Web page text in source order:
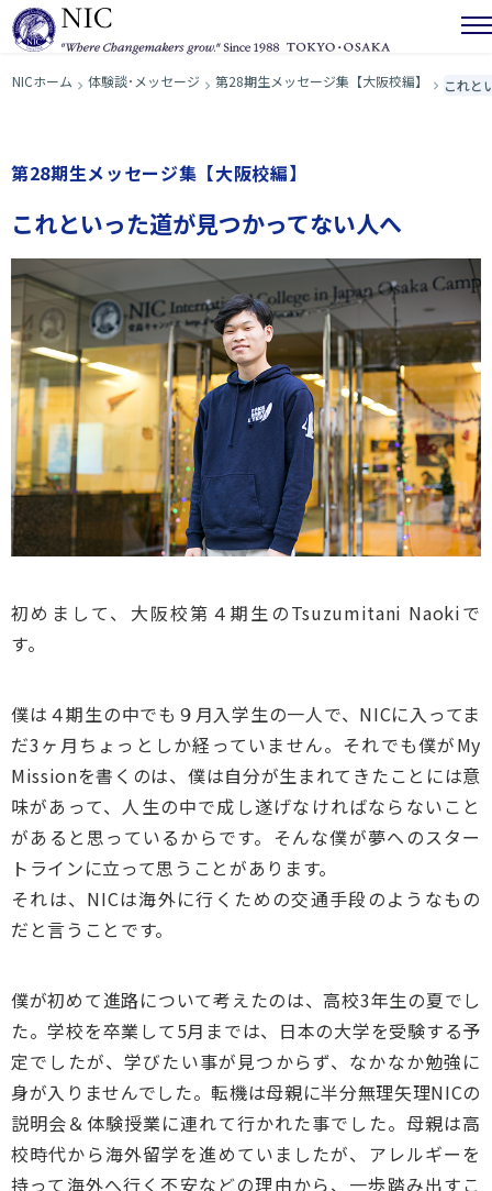
NICホーム 体験談･メッセージ 第28期生メッセージ集【大阪校編】 これと
第28期生メッセージ集【大阪校編】
これといった道が見つかってない人へ
初めまして、大阪校第４期生のTsuzumitani Naokiで
す。
僕は４期生の中でも９月入学生の一人で、NICに入ってま
だ3ヶ月ちょっとしか経っていません。それでも僕がMy
Missionを書くのは、僕は自分が生まれてきたことには意
味があって、人生の中で成し遂げなければならないこと
があると思っているからです。そんな僕が夢へのスター
トラインに立って思うことがあります。
それは、NICは海外に行くための交通手段のようなもの
だと言うことです。
僕が初めて進路について考えたのは、高校3年生の夏でし
た。学校を卒業して5月までは、日本の大学を受験する予
定でしたが、学びたい事が見つからず、なかなか勉強に
身が入りませんでした。転機は母親に半分無理矢理NICの
説明会＆体験授業に連れて行かれた事でした。母親は高
校時代から海外留学を進めていましたが、アレルギーを
持って海外へ行く不安などの理由から、一歩踏み出すこ